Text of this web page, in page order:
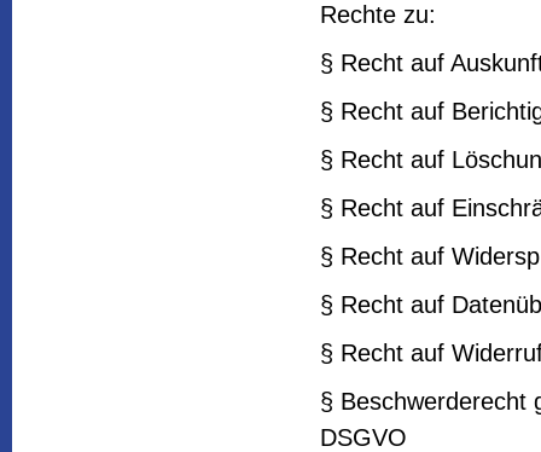
Rechte zu:
§ Recht auf
§ Recht auf
§ Recht auf
§ Recht auf
§ Recht auf
§ Recht auf
§ Recht auf
§ Beschwerderecht
DSGVO